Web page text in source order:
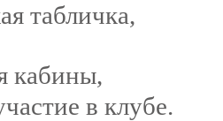
табличка,
кабины,
в клубе.